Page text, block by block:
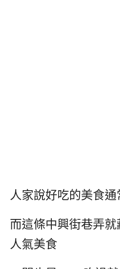
人家說好吃的美食通
而這條中興街巷弄
人氣美食